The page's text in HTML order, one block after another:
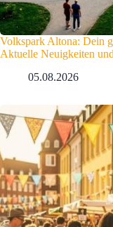
Volkspark Altona: Dein
Aktuelle Neuigkeiten
05.08.2026